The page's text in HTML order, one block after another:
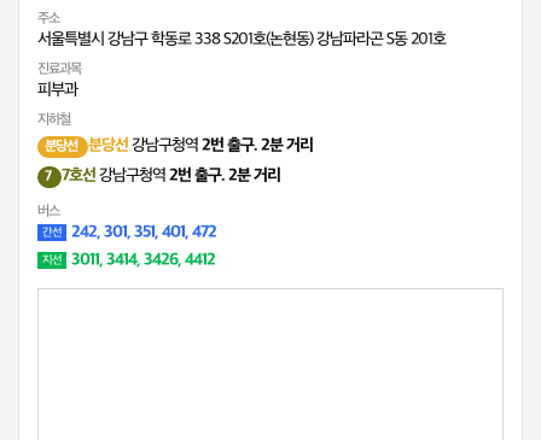
주소
서울특별시 강남구 학동로 338 S201호(논현동) 강남파라곤 S동 201호
진료과목
피부과
지하철
분당선 분당선강남구청역2번 출구. 2분 거리
7 7호선강남구청역2번 출구. 2분 거리
버스
간선 242, 301, 351, 401, 472
지선 3011, 3414, 3426, 4412